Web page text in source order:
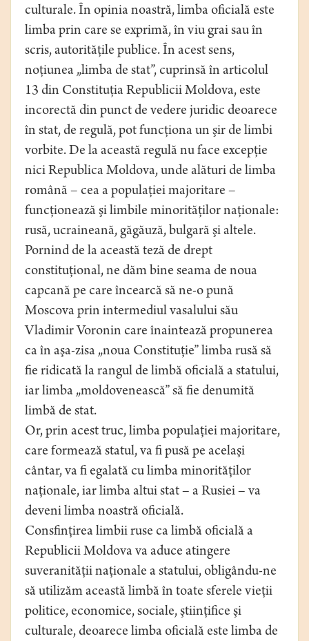
culturale. În opinia noastră, limba oficială este
limba prin care se exprimă, în viu grai sau în
scris, autorităţile publice. În acest sens,
noţiunea „limba de stat”, cuprinsă în articolul
13 din Constituţia Republicii Moldova, este
incorectă din punct de vedere juridic deoarece
în stat, de regulă, pot funcţiona un şir de limbi
vorbite. De la această regulă nu face excepţie
nici Republica Moldova, unde alături de limba
română – cea a populaţiei majoritare –
funcţionează şi limbile minorităţilor naţionale:
rusă, ucraineană, găgăuză, bulgară şi altele.
Pornind de la această teză de drept
constituţional, ne dăm bine seama de noua
capcană pe care încearcă să ne-o pună
Moscova prin intermediul vasalului său
Vladimir Voronin care înaintează propunerea
ca în aşa-zisa „noua Constituţie” limba rusă să
fie ridicată la rangul de limbă oficială a statului,
iar limba „moldovenească” să fie denumită
limbă de stat.
Or, prin acest truc, limba populaţiei majoritare,
care formează statul, va fi pusă pe acelaşi
cântar, va fi egalată cu limba minorităţilor
naţionale, iar limba altui stat – a Rusiei – va
deveni limba noastră oficială.
Consfinţirea limbii ruse ca limbă oficială a
Republicii Moldova va aduce atingere
suveranităţii naţionale a statului, obligându-ne
să utilizăm această limbă în toate sferele vieţii
politice, economice, sociale, ştiinţifice şi
culturale, deoarece limba oficială este limba de